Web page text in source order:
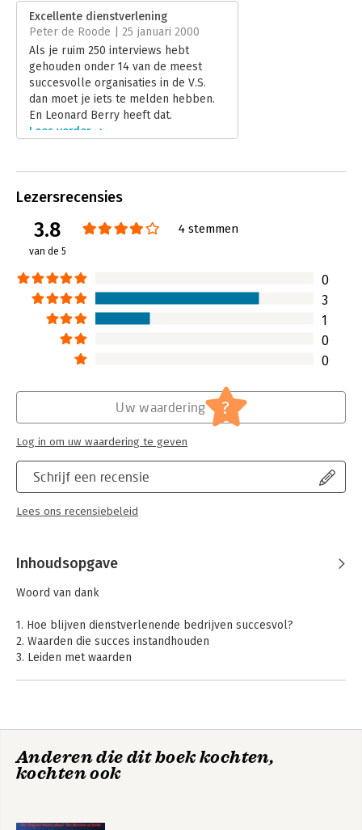
Uitgever:
Wolters Kluwer Nederland B.V.
Hoofdrubriek:
Marketing
Excellente dienstverlening
Peter de Roode | 25 januari 2000
Als je ruim 250 interviews hebt
gehouden onder 14 van de meest
succesvolle organisaties in de V.S.
dan moet je iets te melden hebben.
En Leonard Berry heeft dat.
Lees verder
Lezersrecensies
3.8
van de 5
4 stemmen
0
3
1
0
0
Schrijf een recensie
Lees ons recensiebeleid
Uw waardering ?
Log in om uw waardering te geven
Inhoudsopgave
Woord van dank
1. Hoe blijven dienstverlenende bedrijven succesvol?
2. Waarden die succes instandhouden
3. Leiden met waarden
9. Klein handelen
10. Merkcultivatie
Anderen die dit boek kochten,
kochten ook